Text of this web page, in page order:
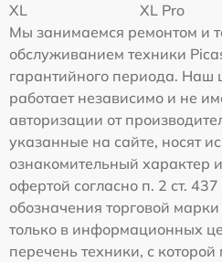
XL
XL Pro
Мы занимаемся ремонтом и
обслуживанием техники
гарантийного периода. Наш
работает независимо и не
авторизации от
указанные на сайте, носят
ознакомительный характер
офертой согласно п. 2 ст.
обозначения торговой
только в информационных
перечень техники, с